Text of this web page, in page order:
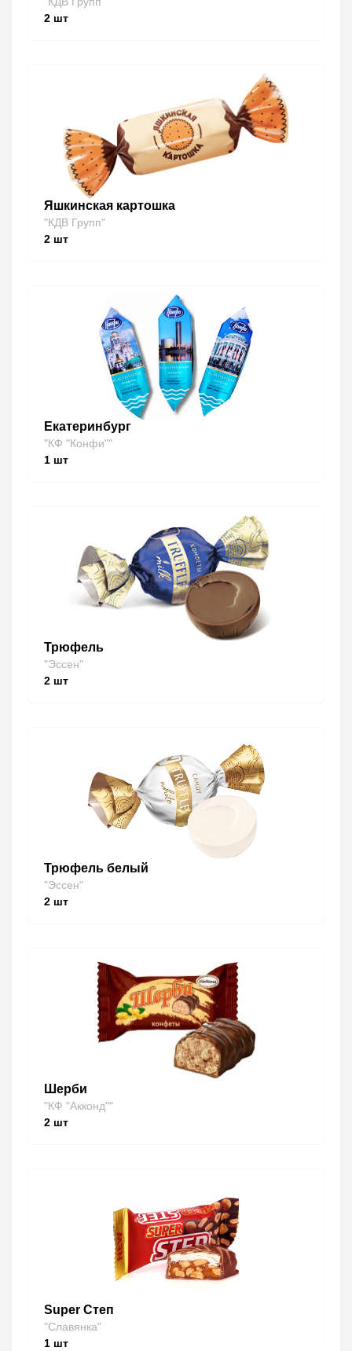
2 шт
Яшкинская картошка
"КДВ Групп"
2 шт
Екатеринбург
"КФ "Конфи""
1 шт
Трюфель
"Эссен"
2 шт
Трюфель белый
"Эссен"
2 шт
Шерби
"КФ "Акконд""
2 шт
Super Степ
"Славянка"
1 шт